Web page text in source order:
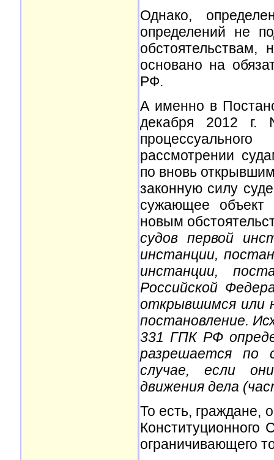
Однако,
определений не
обстоятельствам,
основано на
РФ.
А именно в
декабря 2012 г.
рассмотрении
по вновь
законную силу
сужающее объект
новым
судов первой
инстанции,
инстанции,
Российской
открывшимся или
постановление.
331 ГПК РФ
разрешается по
случае, если
движения дела
То есть, граждане,
Конституционного
ограничивающего